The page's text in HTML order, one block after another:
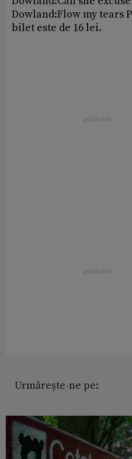
Dowland:Flow my tears
bilet este de 16 lei.
Urmărește-ne pe: